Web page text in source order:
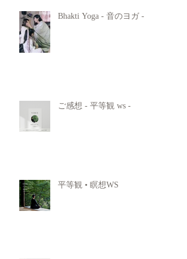
Bhakti Yoga - 音のヨガ -
ご感想 - 平等観 ws -
平等観 • 瞑想WS